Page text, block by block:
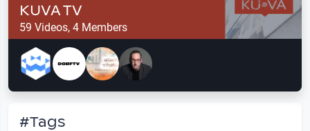
KUVA TV
59 Videos, 4 Members
#Tags